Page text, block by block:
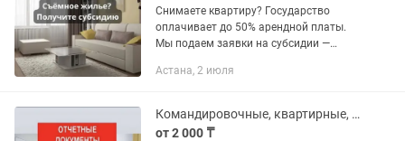
Снимаете квартиру? Государство
оплачивает до 50% арендной платы.
Мы подаем заявки на субсидии —
какие документы нужны. Участвовать
Астана, 2 июля
Командировочные, квартирные, отчетные, суточные документы
от 2 000 ₸